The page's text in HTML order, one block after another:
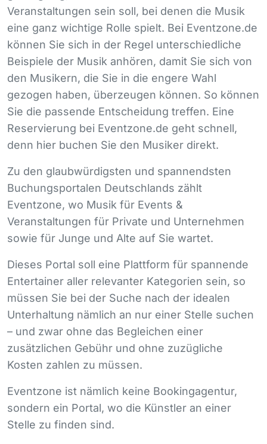
Veranstaltungen sein soll, bei denen die Musik
eine ganz wichtige Rolle spielt. Bei Eventzone.de
können Sie sich in der Regel unterschiedliche
Beispiele der Musik anhören, damit Sie sich von
den Musikern, die Sie in die engere Wahl
gezogen haben, überzeugen können. So können
Sie die passende Entscheidung treffen. Eine
Reservierung bei Eventzone.de geht schnell,
denn hier buchen Sie den Musiker direkt.
Zu den glaubwürdigsten und spannendsten
Buchungsportalen Deutschlands zählt
Eventzone, wo Musik für Events &
Veranstaltungen für Private und Unternehmen
sowie für Junge und Alte auf Sie wartet.
Dieses Portal soll eine Plattform für spannende
Entertainer aller relevanter Kategorien sein, so
müssen Sie bei der Suche nach der idealen
Unterhaltung nämlich an nur einer Stelle suchen
– und zwar ohne das Begleichen einer
zusätzlichen Gebühr und ohne zuzügliche
Kosten zahlen zu müssen.
Eventzone ist nämlich keine Bookingagentur,
sondern ein Portal, wo die Künstler an einer
Stelle zu finden sind.